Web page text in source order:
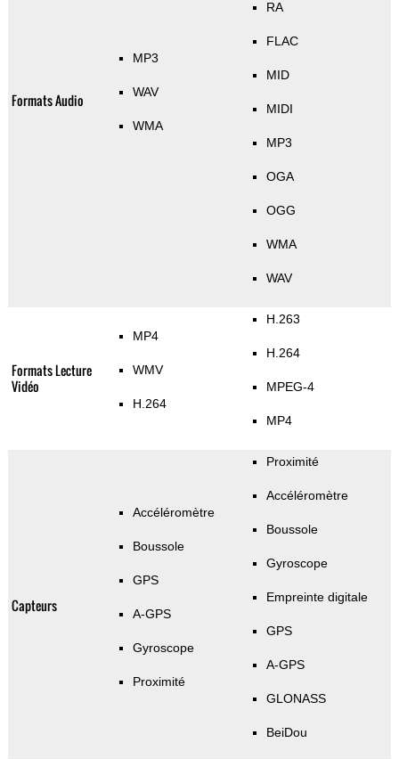
Formats Audio
MP3
WAV
WMA
RA
FLAC
MID
MIDI
MP3
OGA
OGG
WMA
WAV
Formats Lecture
Vidéo
MP4
WMV
H.264
H.263
H.264
MPEG-4
MP4
Capteurs
Accéléromètre
Boussole
GPS
A-GPS
Gyroscope
Proximité
Proximité
Accéléromètre
Boussole
Gyroscope
Empreinte digitale
GPS
A-GPS
GLONASS
BeiDou